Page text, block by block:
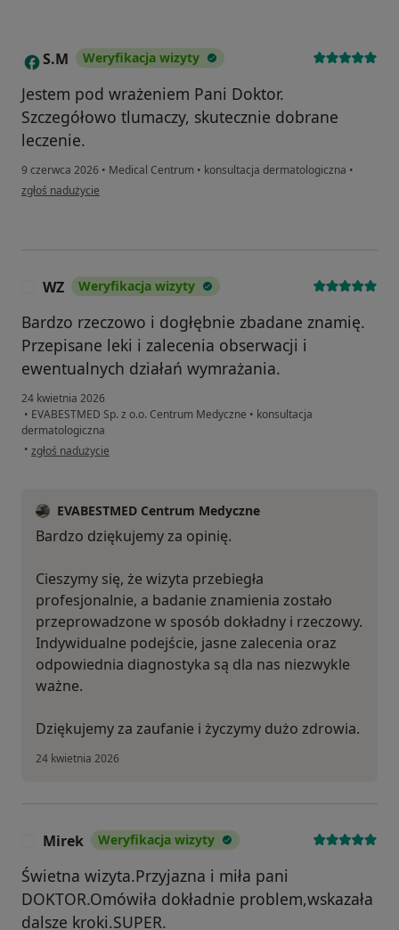
S S.M Weryfikacja wizyty
Jestem pod wrażeniem Pani Doktor.
Szczegółowo tlumaczy, skutecznie dobrane
leczenie.
9 czerwca 2026 • Medical Centrum • konsultacja dermatologiczna •
w opinii użytkownika S.M
zgłoś nadużycie
WZ Weryfikacja wizyty
Bardzo rzeczowo i dogłębnie zbadane znamię.
Przepisane leki i zalecenia obserwacji i
ewentualnych działań wymrażania.
24 kwietnia 2026
• EVABESTMED Sp. z o.o. Centrum Medyczne • konsultacja
dermatologiczna
• w opinii użytkownika WZ
zgłoś nadużycie
EVABESTMED Centrum Medyczne
Bardzo dziękujemy za opinię.
Cieszymy się, że wizyta przebiegła
profesjonalnie, a badanie znamienia zostało
przeprowadzone w sposób dokładny i rzeczowy.
Indywidualne podejście, jasne zalecenia oraz
odpowiednia diagnostyka są dla nas niezwykle
ważne.
Dziękujemy za zaufanie i życzymy dużo zdrowia.
24 kwietnia 2026
Mirek Weryfikacja wizyty
Świetna wizyta.Przyjazna i miła pani
DOKTOR.Omówiła dokładnie problem,wskazała
dalsze kroki.SUPER.